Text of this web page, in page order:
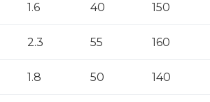
1.6 40 150
2.3 55 160
1.8 50 140